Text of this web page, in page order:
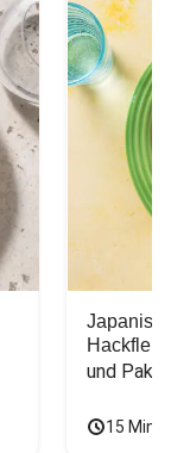
und Pak
15